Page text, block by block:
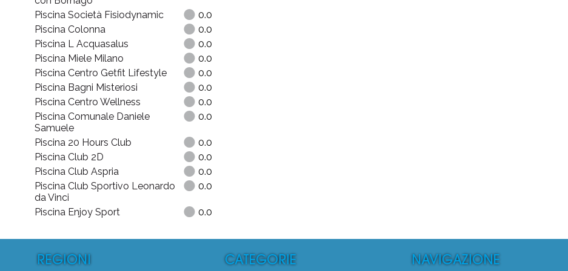
Piscina Società Fisiodynamic
0.0
Piscina Colonna
0.0
Piscina L Acquasalus
0.0
Piscina Miele Milano
0.0
Piscina Centro Getfit Lifestyle
0.0
Piscina Bagni Misteriosi
0.0
Piscina Centro Wellness
0.0
Piscina Comunale Daniele
Samuele
0.0
Piscina 20 Hours Club
0.0
Piscina Club 2D
0.0
Piscina Club Aspria
0.0
Piscina Club Sportivo Leonardo
da Vinci
0.0
Piscina Enjoy Sport 0.0